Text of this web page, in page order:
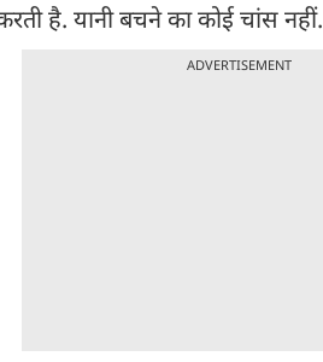
है. यानी बचने का कोई चांस नहीं.
ADVERTISEMENT